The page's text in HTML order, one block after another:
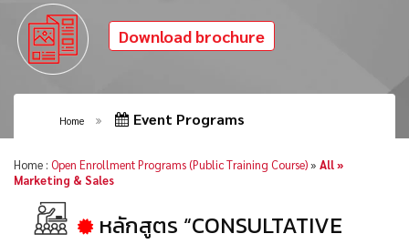
Download brochure
Home Event Programs
Home : Open Enrollment Programs (Public Training Course)» All »
Marketing & Sales
หลักสูตร “CONSULTATIVE